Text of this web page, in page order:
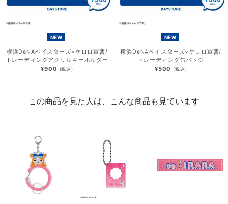
NEW
横浜DeNAベイスターズ×ケロロ軍曹/
トレーディングアクリルキーホルダー
¥900 (税込)
NEW
横浜DeNAベイスターズ×ケロロ軍曹/
トレーディング缶バッジ
¥500 (税込)
この商品を見た人は、こんな商品も見ています